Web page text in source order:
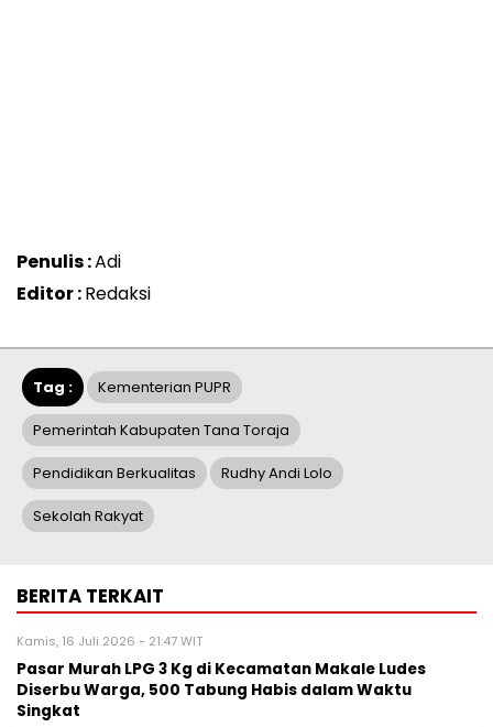
Penulis :Adi
Editor :Redaksi
Tag : Kementerian PUPR
Pemerintah Kabupaten Tana Toraja
Pendidikan Berkualitas Rudhy Andi Lolo
Sekolah Rakyat
BERITA TERKAIT
Kamis, 16 Juli 2026 - 21:47 WIT
Pasar Murah LPG 3 Kg di Kecamatan Makale Ludes
Diserbu Warga, 500 Tabung Habis dalam Waktu
Singkat